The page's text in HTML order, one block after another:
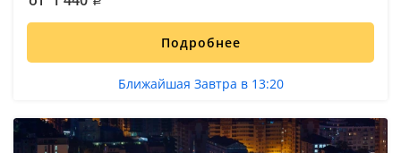
Подробнее
Ближайшая Завтра в 13:20